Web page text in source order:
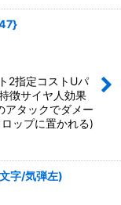
2指定コストUパ
徴サイヤ人効果
アタックでダメー
ップに置かれる)
字/気弾左)